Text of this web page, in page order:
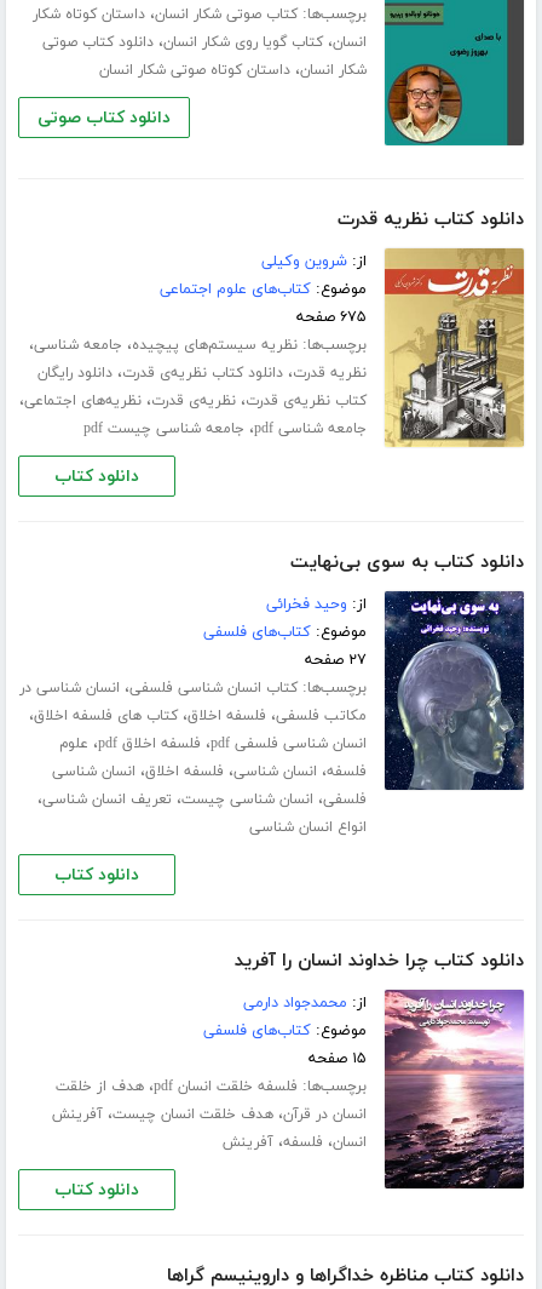
برچسب‌ها:کتاب صوتی شکار انسان،داستان کوتاه شکار
انسان،کتاب گویا روی شکار انسان،دانلود کتاب صوتی
شکار انسان،داستان کوتاه صوتی شکار انسان
دانلود کتاب صوتی
دانلود کتاب نظریه‌ قدرت
از:شروین وکیلی
موضوع:کتاب‌های علوم اجتماعی
۶۷۵ صفحه
برچسب‌ها:نظریه سیستم‌های پیچیده، جامعه شناسی،
نظریه قدرت،دانلود کتاب نظریه‌ی قدرت،دانلود رایگان
کتاب نظریه‌ی قدرت،نظریه‌ی قدرت،نظریه‌های اجتماعی،
جامعه شناسی pdf ، جامعه شناسی چیست pdf
دانلود کتاب
دانلود کتاب به سوی بی‌نهایت
از: وحید فخرائی
موضوع:کتاب‌های فلسفی
۲۷ صفحه
برچسب‌ها:کتاب انسان شناسی فلسفی، انسان شناسی در
مکاتب فلسفی، فلسفه اخلاق،کتاب های فلسفه اخلاق،
انسان شناسی فلسفی pdf ، فلسفه اخلاق pdf ، علوم
فلسفه، انسان شناسی، فلسفه اخلاق، انسان شناسی
فلسفی، انسان شناسی چیست، تعریف انسان شناسی،
انواع انسان شناسی
دانلود کتاب
دانلود کتاب چرا خداوند انسان را آفرید
از: محمدجواد دارمی
موضوع:کتاب‌های فلسفی
۱۵ صفحه
برچسب‌ها: فلسفه خلقت انسان pdf ،هدف از خلقت
انسان در قرآن،هدف خلقت انسان چیست،آفرینش
انسان، فلسفه،آفرینش
دانلود کتاب
دانلود کتاب مناظره خداگراها و داروینیسم گراها